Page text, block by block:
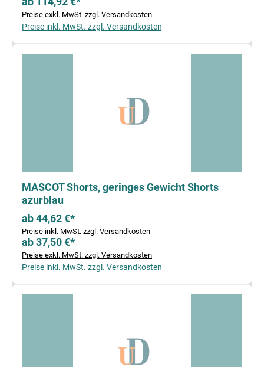
Preise exkl. MwSt. zzgl. Versandkosten
Preise inkl. MwSt. zzgl. Versandkosten
MASCOT Shorts, geringes Gewicht Shorts
azurblau
ab 44,62 €*
Preise inkl. MwSt. zzgl. Versandkosten
ab 37,50 €*
Preise exkl. MwSt. zzgl. Versandkosten
Preise inkl. MwSt. zzgl. Versandkosten